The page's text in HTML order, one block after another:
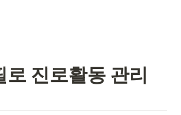
로 진로활동 관리